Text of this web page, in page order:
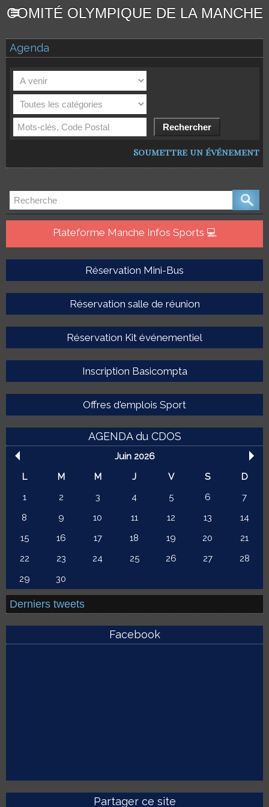
COMITÉ OLYMPIQUE DE LA MANCHE
Agenda
Soumettre un événement
Plateforme Manche Infos Sports 💻
Réservation Mini-Bus
Réservation salle de réunion
Réservation Kit événementiel
Inscription Basicompta
Offres d'emplois Sport
AGENDA du CDOS
Juin 2026
L
M M J V S
D
1
2 3 4 5 6
7
8
9 10 11 12 13
14
15
16 17 18 19 20
21
22
23 24 25 26 27
28
29
30
Derniers tweets
Facebook
Partager ce site